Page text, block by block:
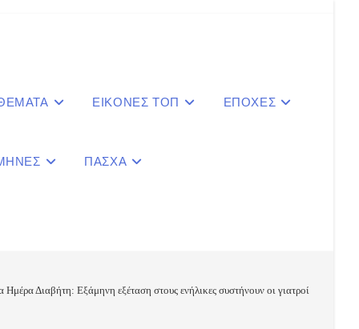
ΕΙΚΟΝΕΣ ΤΟΠ ΕΠΟΧΕΣ
ΠΑΣΧΑ
Διαβήτη: Εξάμηνη εξέταση στους ενήλικες συστήνουν οι γιατροί